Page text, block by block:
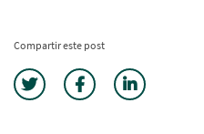
Compartir este post